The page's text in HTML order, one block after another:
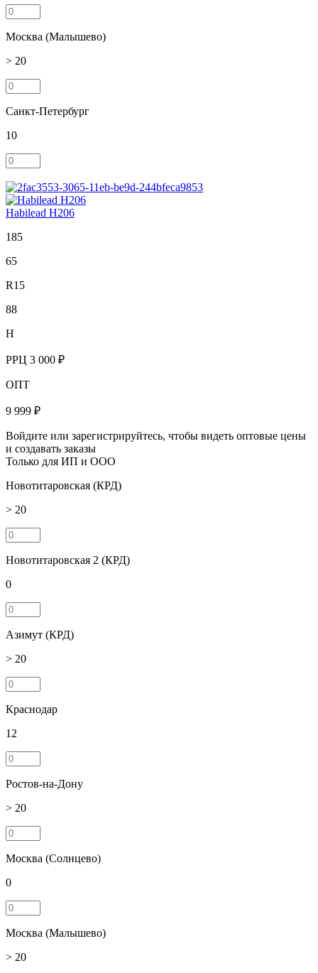
Москва (Малышево)
> 20
Санкт-Петербург
10
Habilead H206
185
65
R15
88
H
РРЦ 3 000 ₽
ОПТ
9 999 ₽
Войдите или зарегистрируйтесь, чтобы видеть оптовые цены
и создавать заказы
Только для ИП и ООО
Новотитаровская (КРД)
> 20
Новотитаровская 2 (КРД)
0
Азимут (КРД)
> 20
Краснодар
12
Ростов-на-Дону
> 20
Москва (Солнцево)
0
Москва (Малышево)
> 20